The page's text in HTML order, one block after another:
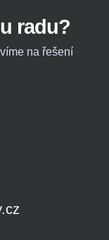
radu?
na řešení